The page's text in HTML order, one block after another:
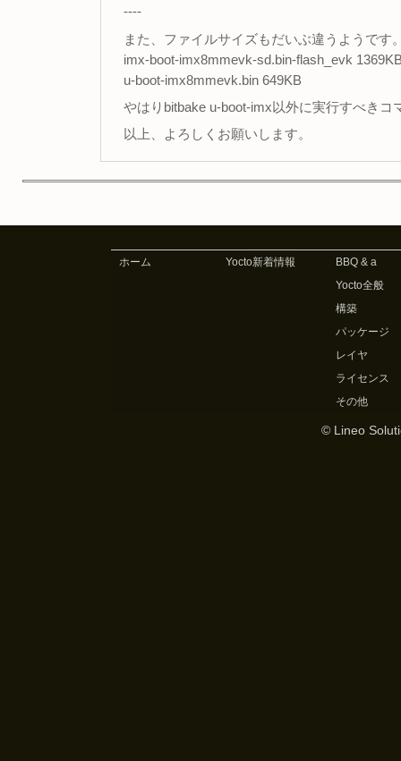
----
また、ファイルサイズもだいぶ違うようです
imx-boot-imx8mmevk-sd.bin-flash_evk
u-boot-imx8mmevk.bin 649KB
やはりbitbake u-boot-imx以外に実行すべきコ
以上、よろしくお願いします。
ホーム Yocto新着情報
BBQ & a
Yocto全般
構築
パッケージ
レイヤ
ライセンス
その他
© Lineo